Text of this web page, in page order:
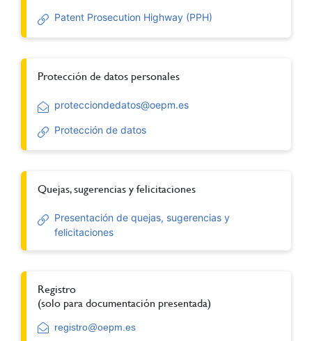
Patent Prosecution Highway (PPH)
Protección de datos personales
protecciondedatos@oepm.es
Protección de datos
Quejas, sugerencias y felicitaciones
Presentación de quejas, sugerencias y
felicitaciones
Registro
(solo para documentación presentada)
registro@oepm.es